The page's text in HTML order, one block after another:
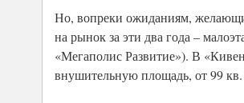
Но, вопреки ожиданиям,
на рынок за эти два года –
«Мегаполис Развитие»). В
внушительную площадь, от 99 кв.